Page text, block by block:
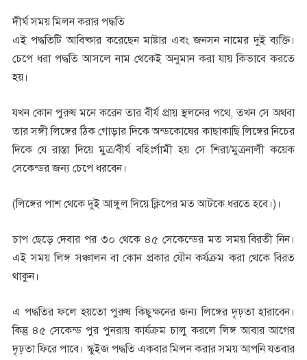
দীর্ঘ সময় মিলন করার পদ্ধতি
এই পদ্ধতিটি আবিষ্কার করেছেন মাষ্টার এবং জনসন নামের দুই ব্যক্তি।
চেপে ধরা পদ্ধতি আসলে নাম থেকেই অনুমান করা যায় কিভাবে করতে
হয়।
যখন কোন পুরুষ মনে করেন তার বীর্য প্রায় স্থলনের পথে, তখন সে অথবা
তার সঙ্গী লিঙ্গের ঠিক গোড়ার দিকে অন্ডকোষের কাছাকাছি লিঙ্গের নিচের
দিকে যে রাস্তা দিয়ে মুত্র/বীর্য বহিঃর্গামী হয় সে শিরা/মুত্রনালী কয়েক
সেকেন্ডর জন্য চেপে ধরবেন।
(লিঙ্গের পাশ থেকে দুই আঙ্গুল দিয়ে ক্লিপের মত আটকে ধরতে হবে।)।
চাপ ছেড়ে দেবার পর ৩০ থেকে ৪৫ সেকেন্ডের মত সময় বিরতী নিন।
এই সময় লিঙ্গ সঞ্চালন বা কোন প্রকার যৌন কর্যক্রম করা থেকে বিরত
থাকুন।
এ পদ্ধতির ফলে হয়তো পুরুষ কিছুক্ষনের জন্য লিঙ্গের দৃঢ়তা হারাবেন।
কিন্তু ৪৫ সেকেন্ড পুর পুনরায় কার্যক্রম চালু করলে লিঙ্গ আবার আগের
দৃঢ়তা ফিরে পাবে। স্কুইজ পদ্ধতি একবার মিলন করার সময় আপনি যতবার